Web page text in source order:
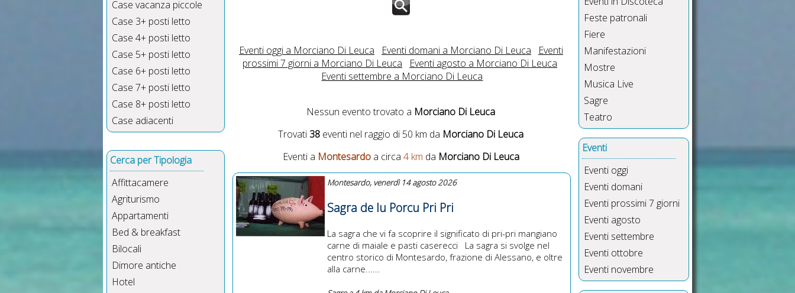
Case vacanza piccole
Case 3+ posti letto
Case 4+ posti letto
Case 5+ posti letto
Case 6+ posti letto
Case 7+ posti letto
Case 8+ posti letto
Case adiacenti
Cerca per Tipologia
Affittacamere
Agriturismo
Appartamenti
Bed & breakfast
Bilocali
Dimore antiche
Hotel
Eventi oggi a Morciano Di Leuca Eventi domani a Morciano Di Leuca
Eventi
prossimi 7 giorni a Morciano Di Leuca
Eventi agosto a Morciano Di Leuca
Eventi settembre a Morciano Di Leuca
Nessun evento trovato a Morciano Di Leuca
Trovati 38 eventi nel raggio di 50 km da Morciano Di Leuca
Eventi a Montesardoa circa 4 km da Morciano Di Leuca
Montesardo, venerdì 14 agosto 2026
Sagra de lu Porcu Pri Pri
La sagra che vi fa scoprire il significato di pri-pri mangiano
carne di maiale e pasti caserecci La sagra si svolge nel
centro storico di Montesardo, frazione di Alessano, e oltre
alla carne......
Feste patronali
Fiere
Manifestazioni
Mostre
Musica Live
Sagre
Teatro
Eventi
Eventi oggi
Eventi domani
Eventi prossimi 7 giorni
Eventi agosto
Eventi settembre
Eventi ottobre
Eventi novembre